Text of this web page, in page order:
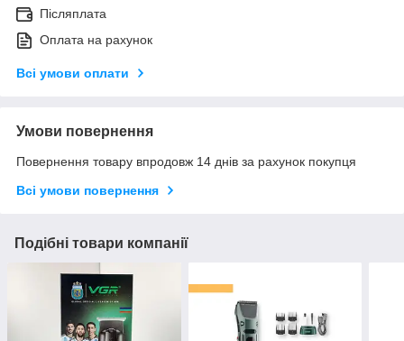
Післяплата
Оплата на рахунок
Всі умови оплати
Умови повернення
Повернення товару впродовж 14 днів за рахунок покупця
Всі умови повернення
Подібні товари компанії